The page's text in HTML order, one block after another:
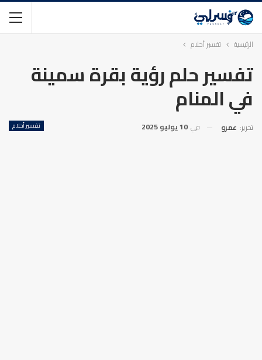
الرئيسية تفسير أحلام
تفسير حلم رؤية بقرة سمينة
في المنام
تفسير أحلام تحرير: عمرو في 10 يوليو 2025